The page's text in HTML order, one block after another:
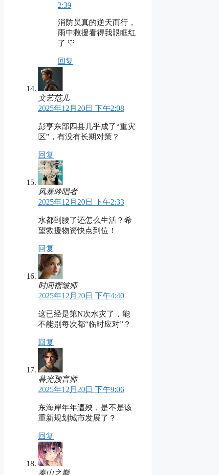
2:39
消防员真的逆天而行，
雨中救援看得我眼眶红
了 💙
回复
文艺范儿
2025年12月20日 下午2:08
彭亨东部四县几乎成了“重灾
区”，有没有长期对策？
回复
风暴吟唱者
2025年12月20日 下午2:33
水都到腰了还怎么生活？希
望救援物资快点到位！
回复
时间褶皱师
2025年12月20日 下午4:40
这已经是第N次水灾了，能
不能别每次都“临时应对”？
回复
暮光预言师
2025年12月20日 下午9:06
东海岸年年遭殃，是不是该
重新规划城市发展了？
回复
泰山之巅